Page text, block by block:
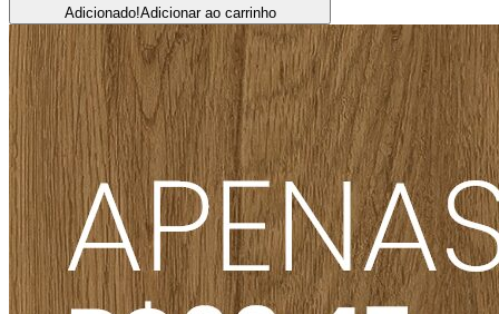
Adicionado!Adicionar ao carrinho